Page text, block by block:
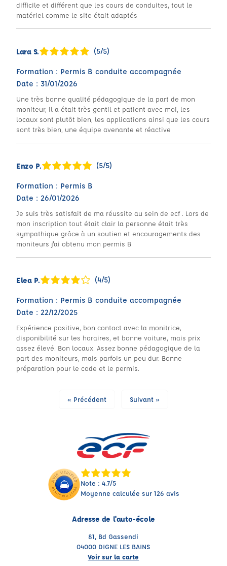
difficile et différent que les cours de conduites, tout le
matériel comme le site était adaptés
Lara S. (5/5)
Formation : Permis B conduite accompagnée
Date : 31/01/2026
Une très bonne qualité pédagogique de la part de mon
moniteur, il a était très gentil et patient avec moi, les
locaux sont plutôt bien, les applications ainsi que les cours
sont très bien, une équipe avenante et réactive
Enzo P. (5/5)
Formation : Permis B
Date : 26/01/2026
Je suis très satisfait de ma réussite au sein de ecf . Lors de
mon inscription tout était clair la personne était très
sympathique grâce à un soutien et encouragements des
moniteurs j'ai obtenu mon permis B
Elea P. (4/5)
Formation : Permis B conduite accompagnée
Date : 22/12/2025
Expérience positive, bon contact avec la monitrice,
disponibilité sur les horaires, et bonne voiture, mais prix
assez élevé. Bon locaux. Assez bonne pédagogique de la
part des moniteurs, mais parfois un peu dur. Bonne
préparation pour le code et le permis.
« Précédent Suivant »
Note : 4.7/5
Moyenne calculée sur 126 avis
Adresse de l'auto-école
81, Bd Gassendi
04000 DIGNE LES BAINS
Voir sur la carte